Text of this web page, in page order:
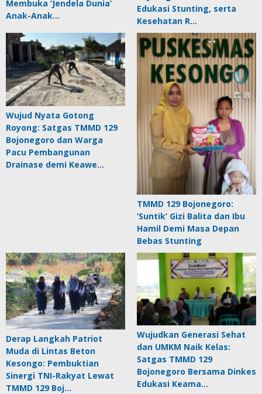
Membuka ‘Jendela Dunia’
Anak-Anak…
Edukasi Stunting, serta
Kesehatan R…
Wujud Nyata Gotong
Royong: Satgas TMMD 129
Bojonegoro dan Warga
Pacu Pembangunan
Drainase demi Keawe…
TMMD 129 Bojonegoro:
‘Suntik’ Gizi Balita dan Ibu
Hamil Demi Masa Depan
Bebas Stunting
Derap Langkah Patriot
Muda di Lintas Beton
Kesongo: Pembuktian
Sinergi TNI-Rakyat Lewat
TMMD 129 Boj…
Wujudkan Generasi Sehat
dan UMKM Naik Kelas:
Satgas TMMD 129
Bojonegoro Bersama Dinkes
Edukasi Keama…